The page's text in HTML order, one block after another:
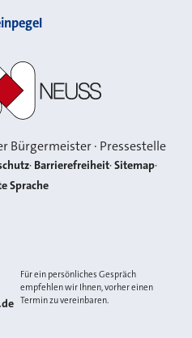
Bürgermeister · Pressestelle
Barrierefreiheit Sitemap
Sprache
Für ein persönliches Gespräch
empfehlen wir Ihnen, vorher einen
Termin zu vereinbaren.